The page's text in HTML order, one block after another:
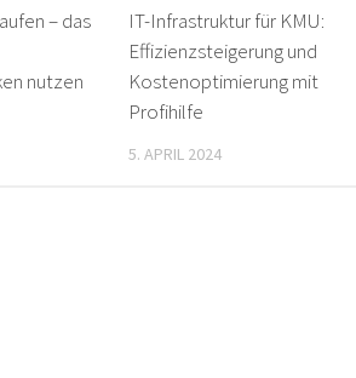
– das
nutzen
IT-Infrastruktur für KMU:
Effizienzsteigerung und
Kostenoptimierung mit
Profihilfe
5. APRIL 2024